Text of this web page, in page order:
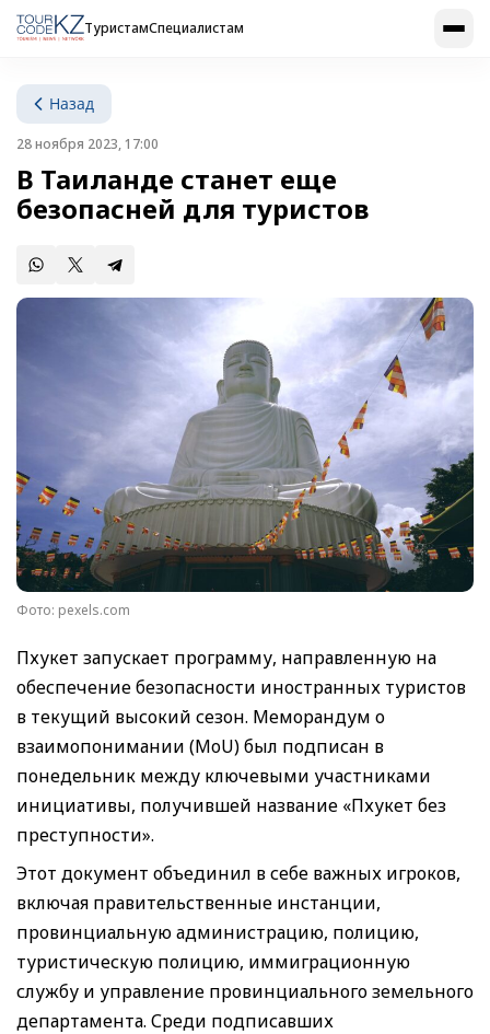
ТуристамСпециалистам
Назад
28 ноября 2023, 17:00
В Таиланде станет еще
безопасней для туристов
Фото: pexels.com
Пхукет запускает программу, направленную на
обеспечение безопасности иностранных туристов
в текущий высокий сезон. Меморандум о
взаимопонимании (MoU) был подписан в
понедельник между ключевыми участниками
инициативы, получившей название «Пхукет без
преступности».
Этот документ объединил в себе важных игроков,
включая правительственные инстанции,
провинциальную администрацию, полицию,
туристическую полицию, иммиграционную
службу и управление провинциального земельного
департамента. Среди подписавших